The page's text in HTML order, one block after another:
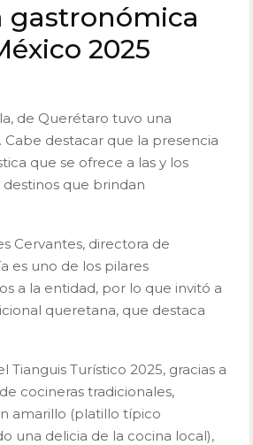
gastronómica
2025
de Querétaro tuvo una
destacar que la presencia
que se ofrece a las y los
destinos que brindan
Cervantes, directora de
es uno de los pilares
a la entidad, por lo que invitó a
queretana, que destaca
Turístico 2025, gracias a
cocineras tradicionales,
amarillo (platillo típico
una delicia de la cocina local),